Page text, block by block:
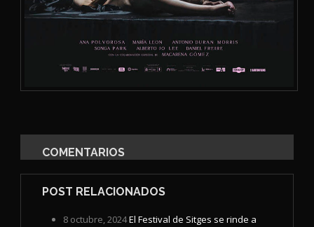
COMENTARIOS
POST RELACIONADOS
8 octubre, 2024El Festival de Sitges se rinde a